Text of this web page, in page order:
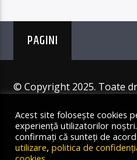
PAGINI
© Copyright 2025. Toate
Acest site folosește cookies
experiență utilizatorilor
confirmați că sunteți de
utilizare, politica de